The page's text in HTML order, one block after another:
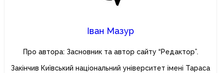
Іван Мазур
Про автора: Засновник та автор сайту “Редактор”.
Закінчив Київський національний університет імені Тараса